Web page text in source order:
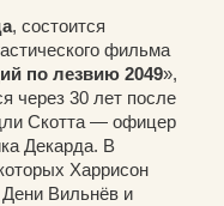
, состоится
фильма
по лезвию 2049»,
через 30 лет после
Скотта — офицер
Декарда. В
Харрисон
Вильнёв и